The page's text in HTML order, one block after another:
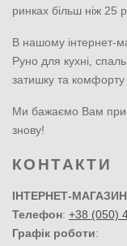
ринках більш ніж 25
В нашому інтернет-
Руно для кухні,
затишку та комфорту
Ми бажаємо Вам
знову!
КОНТАКТИ
ІНТЕРНЕТ-МАГАЗИН
Телефон: +38 (050)
Графік роботи: